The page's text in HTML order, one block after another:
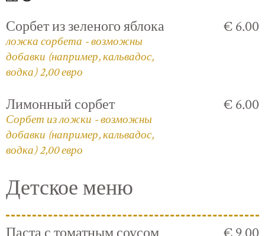
Сорбет из зеленого яблока
ложка сорбета - возможны
добавки (например, кальвадос,
водка) 2,00 евро
€ 6.00
Лимонный сорбет
Сорбет из ложки - возможны
добавки (например, кальвадос,
водка) 2,00 евро
€ 6.00
Детское меню